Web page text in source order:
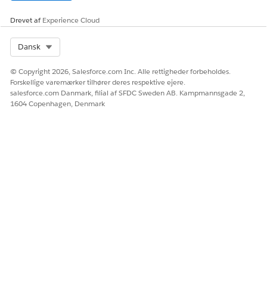
Drevet afExperience Cloud
Dansk
© Copyright 2026, Salesforce.com Inc. Alle rettigheder forbeholdes.
Forskellige varemærker tilhører deres respektive ejere.
salesforce.com Danmark, filial af SFDC Sweden AB. Kampmannsgade 2,
1604 Copenhagen, Denmark